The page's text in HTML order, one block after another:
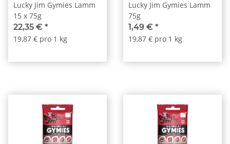
Lucky Jim Gymies Lamm
15 x 75g
22,35 € *
19,87 € pro 1 kg
Lucky Jim Gymies Lamm
75g
1,49 € *
19,87 € pro 1 kg